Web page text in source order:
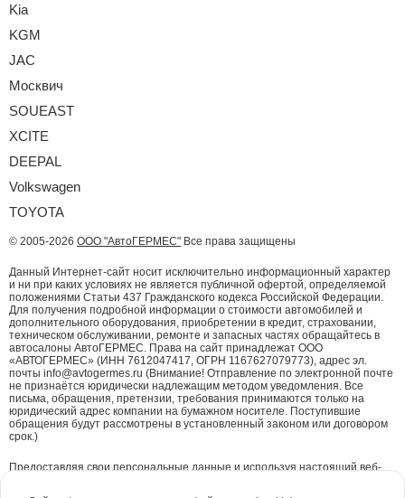
Kia
KGM
JAC
Москвич
SOUEAST
XCITE
DEEPAL
Volkswagen
TOYOTA
© 2005-2026 ООО "АвтоГЕРМЕС" Все права защищены
Данный Интернет-сайт носит исключительно информационный характер
и ни при каких условиях не является публичной офертой, определяемой
положениями Статьи 437 Гражданского кодекса Российской Федерации.
Для получения подробной информации о стоимости автомобилей и
дополнительного оборудования, приобретении в кредит, страховании,
техническом обслуживании, ремонте и запасных частях обращайтесь в
автосалоны АвтоГЕРМЕС. Права на сайт принадлежат ООО
«АВТОГЕРМЕС» (ИНН 7612047417, ОГРН 1167627079773), адрес эл.
почты info@avtogermes.ru (Внимание! Отправление по электронной почте
не признаётся юридически надлежащим методом уведомления. Все
письма, обращения, претензии, требования принимаются только на
юридический адрес компании на бумажном носителе. Поступившие
обращения будут рассмотрены в установленный законом или договором
срок.)
Предоставляя свои персональные данные и используя настоящий веб-